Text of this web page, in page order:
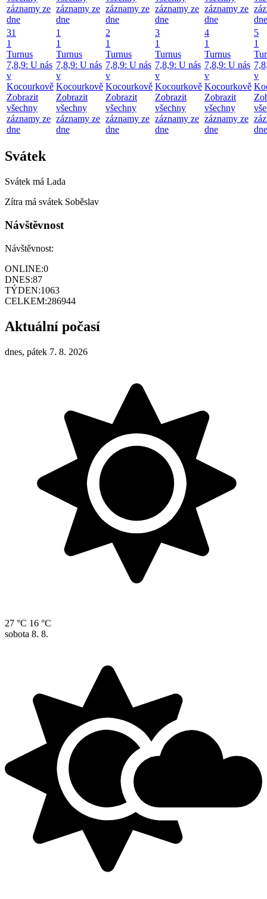
záznamy ze
dne
záznamy ze
dne
záznamy ze
dne
záznamy ze
dne
záznamy ze
dne
dne
31
1
Turnus
7,8,9: U nás
v
Kocourkově
Zobrazit
všechny
záznamy ze
dne
1
1
Turnus
7,8,9: U nás
v
Kocourkově
Zobrazit
všechny
záznamy ze
dne
2
1
Turnus
7,8,9: U nás
v
Kocourkově
Zobrazit
všechny
záznamy ze
dne
3
1
Turnus
7,8,9: U nás
v
Kocourkově
Zobrazit
všechny
záznamy ze
dne
4
1
Turnus
7,8,9: U nás
v
Kocourkově
Zobrazit
všechny
záznamy ze
dne
5
1
v
dne
Svátek
Svátek má Lada
Zítra má svátek Soběslav
Návštěvnost
Návštěvnost:
ONLINE:0
DNES:87
TÝDEN:1063
CELKEM:286944
Aktuální počasí
dnes, pátek 7. 8. 2026
27 °C 16 °C
sobota 8. 8.